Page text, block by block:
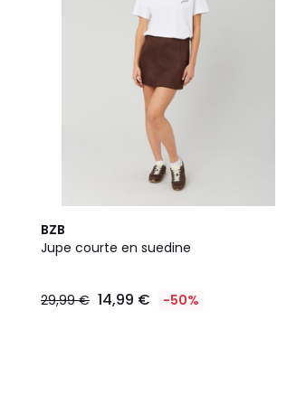
BZB
Jupe courte en suedine
29,99 € 14,99 € -50%